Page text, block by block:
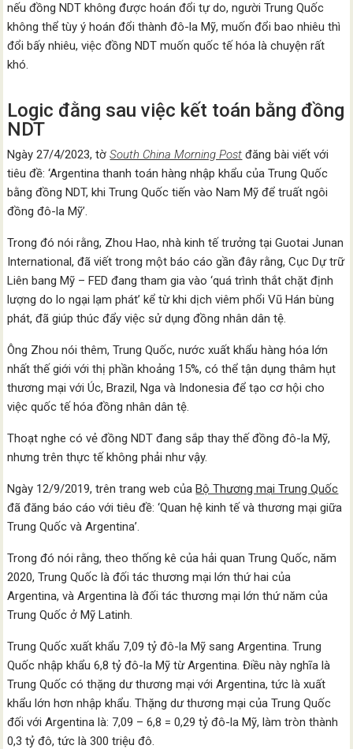
nếu đồng NDT không được hoán đổi tự do, người Trung Quốc
không thể tùy ý hoán đổi thành đô-la Mỹ, muốn đổi bao nhiêu thì
đổi bấy nhiêu, việc đồng NDT muốn quốc tế hóa là chuyện rất
khó.
Logic đằng sau việc kết toán bằng đồng
NDT
Ngày 27/4/2023, tờSouth China Morning Post đăng bài viết với
tiêu đề: ‘Argentina thanh toán hàng nhập khẩu của Trung Quốc
bằng đồng NDT, khi Trung Quốc tiến vào Nam Mỹ để truất ngôi
đồng đô-la Mỹ’.
Trong đó nói rằng, Zhou Hao, nhà kinh tế trưởng tại Guotai Junan
International, đã viết trong một báo cáo gần đây rằng, Cục Dự trữ
Liên bang Mỹ – FED đang tham gia vào ‘quá trình thắt chặt định
lượng do lo ngại lạm phát’ kể từ khi dịch viêm phổi Vũ Hán bùng
phát, đã giúp thúc đẩy việc sử dụng đồng nhân dân tệ.
Ông Zhou nói thêm, Trung Quốc, nước xuất khẩu hàng hóa lớn
nhất thế giới với thị phần khoảng 15%, có thể tận dụng thâm hụt
thương mại với Úc, Brazil, Nga và Indonesia để tạo cơ hội cho
việc quốc tế hóa đồng nhân dân tệ.
Thoạt nghe có vẻ đồng NDT đang sắp thay thế đồng đô-la Mỹ,
nhưng trên thực tế không phải như vậy.
Ngày 12/9/2019, trên trang web củaBộ Thương mại Trung Quốc
đã đăng báo cáo với tiêu đề: ‘Quan hệ kinh tế và thương mại giữa
Trung Quốc và Argentina’.
Trong đó nói rằng, theo thống kê của hải quan Trung Quốc, năm
2020, Trung Quốc là đối tác thương mại lớn thứ hai của
Argentina, và Argentina là đối tác thương mại lớn thứ năm của
Trung Quốc ở Mỹ Latinh.
Trung Quốc xuất khẩu 7,09 tỷ đô-la Mỹ sang Argentina. Trung
Quốc nhập khẩu 6,8 tỷ đô-la Mỹ từ Argentina. Điều này nghĩa là
Trung Quốc có thặng dư thương mại với Argentina, tức là xuất
khẩu lớn hơn nhập khẩu. Thặng dư thương mại của Trung Quốc
đối với Argentina là: 7,09 – 6,8 = 0,29 tỷ đô-la Mỹ, làm tròn thành
0,3 tỷ đô, tức là 300 triệu đô.